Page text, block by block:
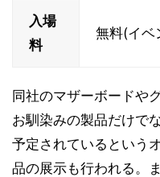
入場
料
無料(イベ
同社のマザーボードや
お馴染みの製品だけで
予定されているという
品の展示も行われる。